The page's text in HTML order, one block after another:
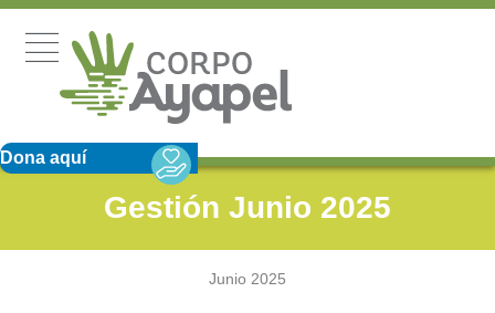
Dona aquí
Gestión Junio 2025
Junio 2025